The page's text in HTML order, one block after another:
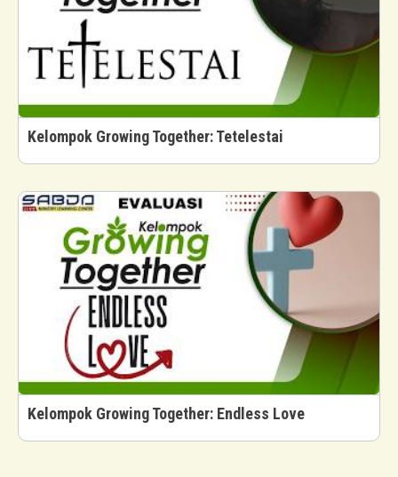
Kelompok Growing Together: Tetelestai
Kelompok Growing Together: Endless Love